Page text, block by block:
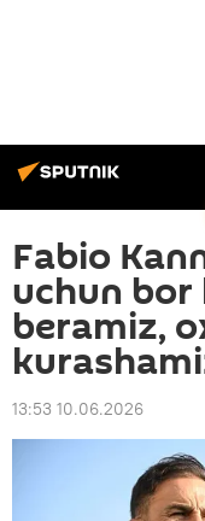
Fabio
uchun
beramiz,
13:53 10.06.2026